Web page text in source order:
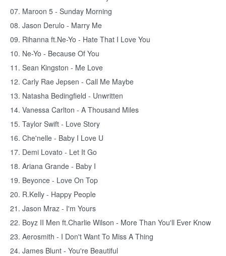
07. Maroon 5 - Sunday Morning
08. Jason Derulo - Marry Me
09. Rihanna ft.Ne-Yo - Hate That I Love You
10. Ne-Yo - Because Of You
11. Sean Kingston - Me Love
12. Carly Rae Jepsen - Call Me Maybe
13. Natasha Bedingfield - Unwritten
14. Vanessa Carlton - A Thousand Miles
15. Taylor Swift - Love Story
16. Che'nelle - Baby I Love U
17. Demi Lovato - Let It Go
18. Ariana Grande - Baby I
19. Beyonce - Love On Top
20. R.Kelly - Happy People
21. Jason Mraz - I'm Yours
22. Boyz II Men ft.Charlie Wilson - More Than You'll Ever Know
23. Aerosmith - I Don't Want To Miss A Thing
24. James Blunt - You're Beautiful